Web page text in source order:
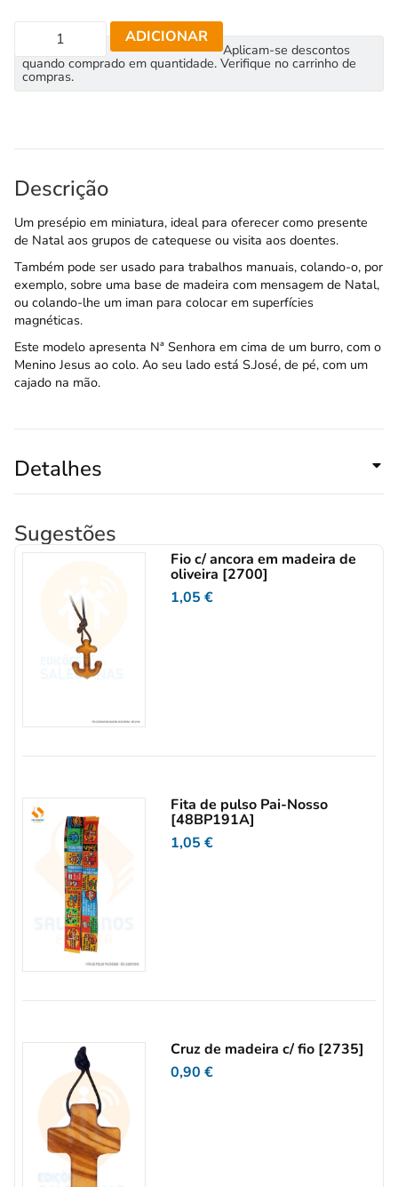
ADICIONAR
Aplicam-se descontos
quando comprado em quantidade. Verifique no carrinho de
compras.
Descrição
Um presépio em miniatura, ideal para oferecer como presente
de Natal aos grupos de catequese ou visita aos doentes.
Também pode ser usado para trabalhos manuais, colando-o, por
exemplo, sobre uma base de madeira com mensagem de Natal,
ou colando-lhe um iman para colocar em superfícies
magnéticas.
Este modelo apresenta Nª Senhora em cima de um burro, com o
Menino Jesus ao colo. Ao seu lado está S.José, de pé, com um
cajado na mão.
Detalhes
Sugestões
Fio c/ ancora em madeira de
oliveira [2700]
1,05€
Fita de pulso Pai-Nosso
[48BP191A]
1,05€
Cruz de madeira c/ fio [2735]
0,90€